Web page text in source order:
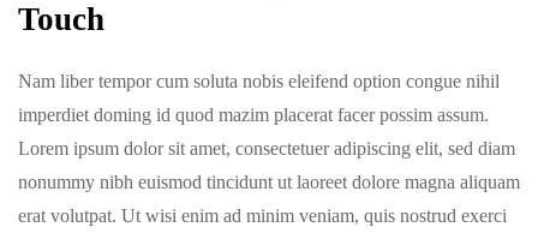
Touch
Nam liber tempor cum soluta nobis eleifend option congue nihil
imperdiet doming id quod mazim placerat facer possim assum.
Lorem ipsum dolor sit amet, consectetuer adipiscing elit, sed diam
nonummy nibh euismod tincidunt ut laoreet dolore magna aliquam
erat volutpat. Ut wisi enim ad minim veniam, quis nostrud exerci